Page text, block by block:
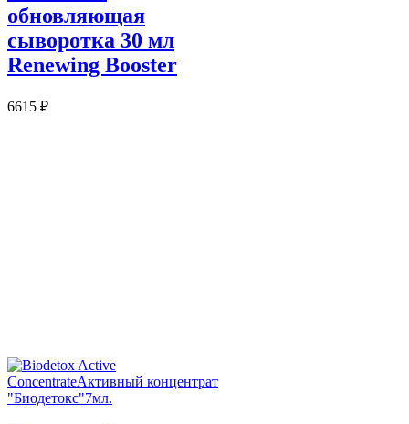
обновляющая
сыворотка 30 мл
Renewing Booster
6615 ₽